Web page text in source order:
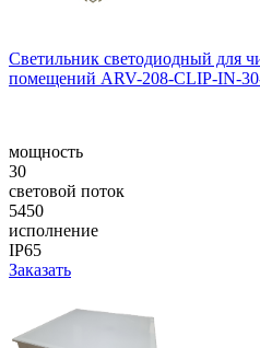
Светильник светодиодный для
помещений ARV-208-CLIP-IN-
мощность
30
световой поток
5450
исполнение
IP65
Заказать